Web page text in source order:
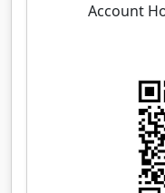
Account